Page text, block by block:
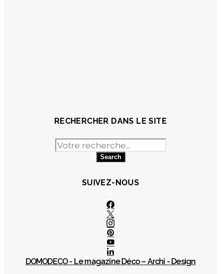
RECHERCHER DANS LE SITE
Search
for:
SUIVEZ-NOUS
DOMODECO - Le magazine Déco – Archi - Design